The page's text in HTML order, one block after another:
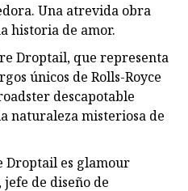
Una atrevida obra
historia de amor.
Droptail, que representa
únicos de Rolls-Royce
descapotable
naturaleza misteriosa de
Droptail es glamour
de diseño de